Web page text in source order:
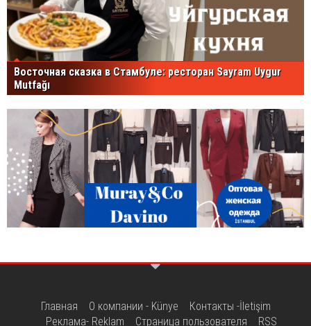
Восточная сказка в Стамбуле: ресторан Sayram Uygur
Mutfağı
Главная О компании - Künye
Контакты -İletişim
Реклама- Reklam
Страница пользователя RSS